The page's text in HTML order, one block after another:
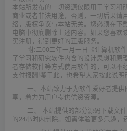
本站所发布的一切资源仅限用于学习和
商业或者非法用途，否则，一切后果请
络，版权争议与本站无关。您必须在下
电脑中彻底删除上述内容。如果您喜欢
买注册，得到更好的正版服务。
附:二00二年一月一日《计算机软
了学习和研究软件内含的设计思想和原
者存储软件等方式使用软件的，可以不
支付报酬!鉴于此，也希望大家按此说明
一、本站致力于为软件爱好者提
享，着力为用户提供优资资源。
二、 本站提供的部分源码下载文
的24小时内删除。如需体验更多乐趣，